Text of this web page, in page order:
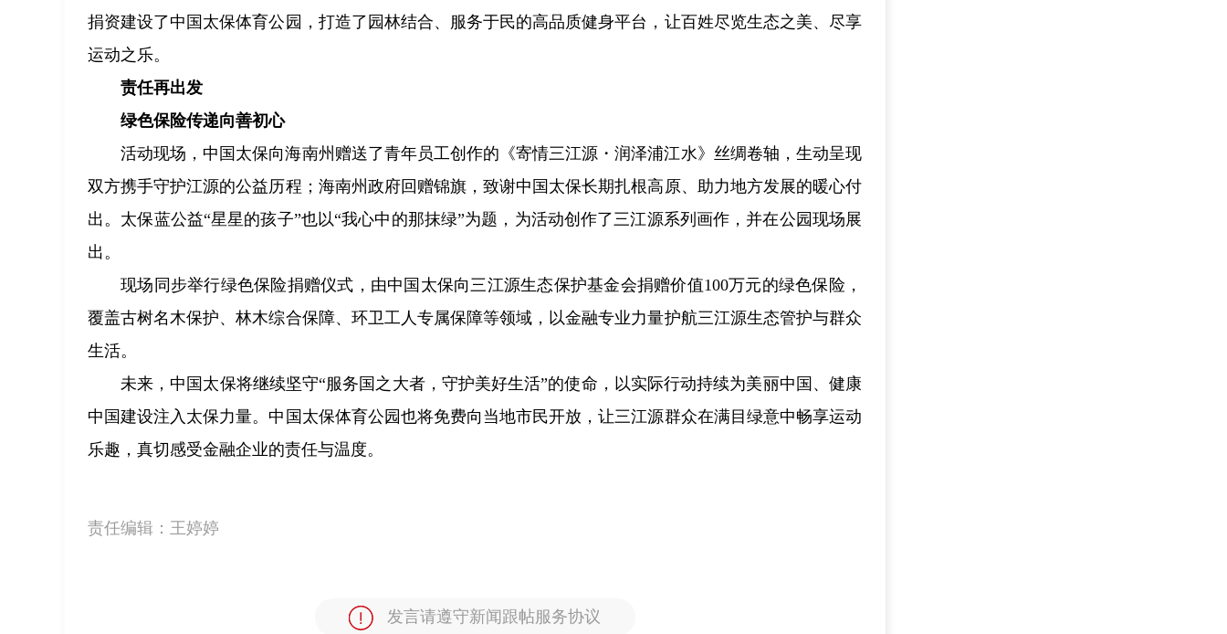
捐资建设了中国太保体育公园，打造了园林结合、服务于民的高品质健身平台，让百姓尽览生态之美、尽享
运动之乐。
责任再出发
绿色保险传递向善初心
活动现场，中国太保向海南州赠送了青年员工创作的《寄情三江源・润泽浦江水》丝绸卷轴，生动呈现
双方携手守护江源的公益历程；海南州政府回赠锦旗，致谢中国太保长期扎根高原、助力地方发展的暖心付
出。太保蓝公益“星星的孩子”也以“我心中的那抹绿”为题，为活动创作了三江源系列画作，并在公园现场展
出。
现场同步举行绿色保险捐赠仪式，由中国太保向三江源生态保护基金会捐赠价值100万元的绿色保险，
覆盖古树名木保护、林木综合保障、环卫工人专属保障等领域，以金融专业力量护航三江源生态管护与群众
生活。
未来，中国太保将继续坚守“服务国之大者，守护美好生活”的使命，以实际行动持续为美丽中国、健康
中国建设注入太保力量。中国太保体育公园也将免费向当地市民开放，让三江源群众在满目绿意中畅享运动
乐趣，真切感受金融企业的责任与温度。
责任编辑： 王婷婷
发言请遵守新闻跟帖服务协议